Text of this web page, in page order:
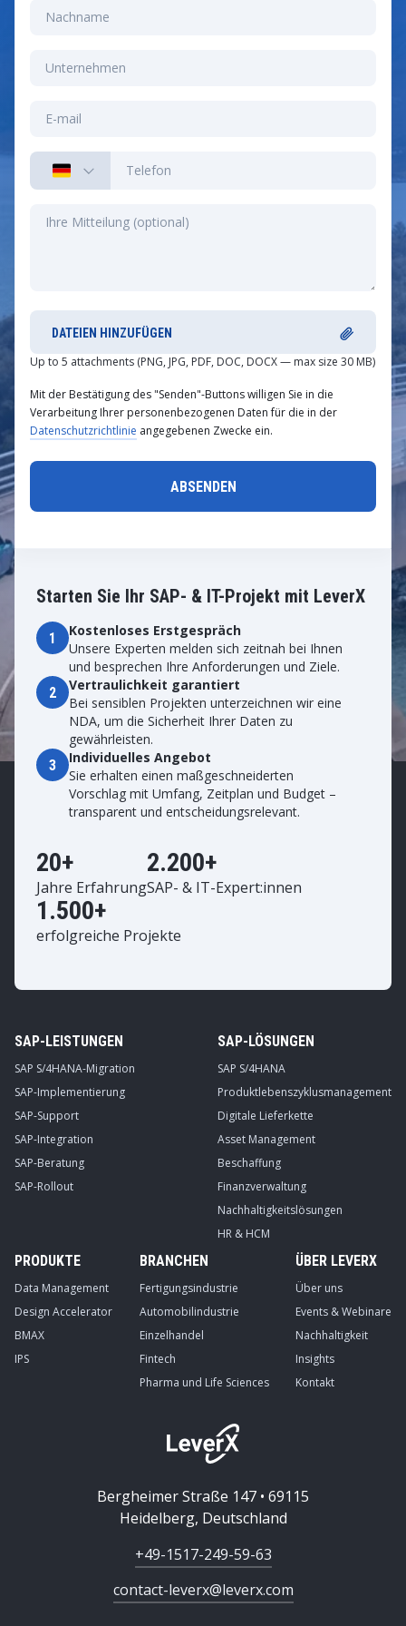
Starten Sie Ihr SAP- & IT-Projekt mit LeverX
1
Kostenloses Erstgespräch
Unsere Experten melden sich zeitnah bei Ihnen
und besprechen Ihre Anforderungen und Ziele.
2
Vertraulichkeit garantiert
Bei sensiblen Projekten unterzeichnen wir eine
NDA, um die Sicherheit Ihrer Daten zu
gewährleisten.
3
Individuelles Angebot
Sie erhalten einen maßgeschneiderten
Vorschlag mit Umfang, Zeitplan und Budget –
transparent und entscheidungsrelevant.
20+
Jahre Erfahrung
2.200+
SAP- & IT-Expert:innen
1.500+
erfolgreiche Projekte
DATEIEN HINZUFÜGEN
Up to 5 attachments (PNG, JPG, PDF, DOC, DOCX — max size 30 MB)
Mit der Bestätigung des "Senden"-Buttons willigen Sie in die
Verarbeitung Ihrer personenbezogenen Daten für die in der
Datenschutzrichtlinie angegebenen Zwecke ein.
SAP-LEISTUNGEN
SAP S/4HANA-Migration
SAP-Implementierung
SAP-Support
SAP-Integration
SAP-Beratung
SAP-Rollout
SAP-LÖSUNGEN
SAP S/4HANA
Produktlebenszyklusmanagement
Digitale Lieferkette
Asset Management
Beschaffung
Finanzverwaltung
Nachhaltigkeitslösungen
HR & HCM
PRODUKTE
Data Management
Design Accelerator
BMAX
IPS
BRANCHEN
Fertigungsindustrie
Automobilindustrie
Einzelhandel
Fintech
Pharma und Life Sciences
ÜBER LEVERX
Über uns
Events & Webinare
Nachhaltigkeit
Insights
Kontakt
Bergheimer Straße 147 • 69115
Heidelberg, Deutschland
+49-1517-249-59-63
contact-leverx@leverx.com